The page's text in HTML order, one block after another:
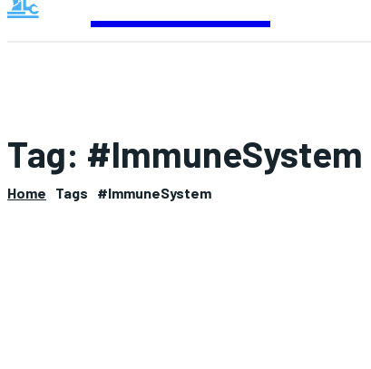
Tag: #ImmuneSystem
Home Tags #ImmuneSystem